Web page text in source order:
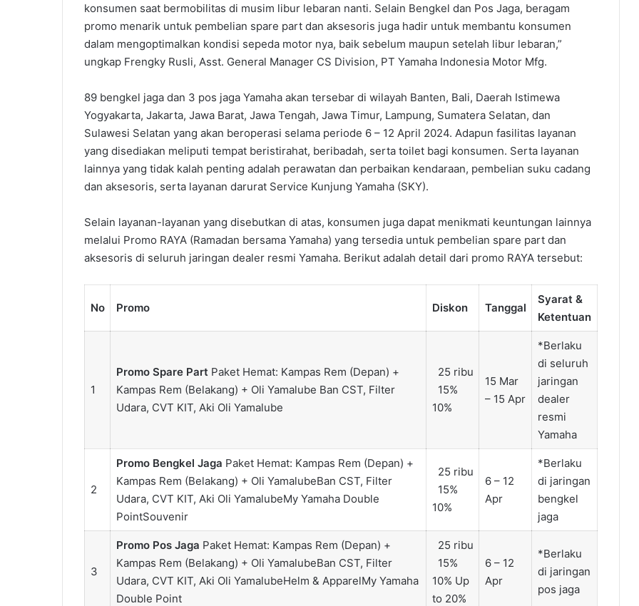
konsumen saat bermobilitas di musim libur lebaran nanti. Selain Bengkel dan Pos Jaga, beragam
promo menarik untuk pembelian spare part dan aksesoris juga hadir untuk membantu konsumen
dalam mengoptimalkan kondisi sepeda motor nya, baik sebelum maupun setelah libur lebaran,”
ungkap Frengky Rusli, Asst. General Manager CS Division, PT Yamaha Indonesia Motor Mfg.
89 bengkel jaga dan 3 pos jaga Yamaha akan tersebar di wilayah Banten, Bali, Daerah Istimewa
Yogyakarta, Jakarta, Jawa Barat, Jawa Tengah, Jawa Timur, Lampung, Sumatera Selatan, dan
Sulawesi Selatan yang akan beroperasi selama periode 6 – 12 April 2024. Adapun fasilitas layanan
yang disediakan meliputi tempat beristirahat, beribadah, serta toilet bagi konsumen. Serta layanan
lainnya yang tidak kalah penting adalah perawatan dan perbaikan kendaraan, pembelian suku cadang
dan aksesoris, serta layanan darurat Service Kunjung Yamaha (SKY).
Selain layanan-layanan yang disebutkan di atas, konsumen juga dapat menikmati keuntungan lainnya
melalui Promo RAYA (Ramadan bersama Yamaha) yang tersedia untuk pembelian spare part dan
aksesoris di seluruh jaringan dealer resmi Yamaha. Berikut adalah detail dari promo RAYA tersebut:
No Promo Diskon Tanggal
Syarat &
Ketentuan
1
Promo Spare Part Paket Hemat: Kampas Rem (Depan) +
Kampas Rem (Belakang) + Oli Yamalube Ban CST, Filter
Udara, CVT KIT, Aki Oli Yamalube
25 ribu
15%
10%
15 Mar
– 15 Apr
*Berlaku
di seluruh
jaringan
dealer
resmi
Yamaha
2
Promo Bengkel Jaga Paket Hemat: Kampas Rem (Depan) +
Kampas Rem (Belakang) + Oli YamalubeBan CST, Filter
Udara, CVT KIT, Aki Oli YamalubeMy Yamaha Double
PointSouvenir
25 ribu
15%
10%
6 – 12
Apr
*Berlaku
di jaringan
bengkel
jaga
3
Promo Pos Jaga Paket Hemat: Kampas Rem (Depan) +
Kampas Rem (Belakang) + Oli YamalubeBan CST, Filter
Udara, CVT KIT, Aki Oli YamalubeHelm & ApparelMy Yamaha
Double Point
25 ribu
15%
10% Up
to 20%
6 – 12
Apr
*Berlaku
di jaringan
pos jaga